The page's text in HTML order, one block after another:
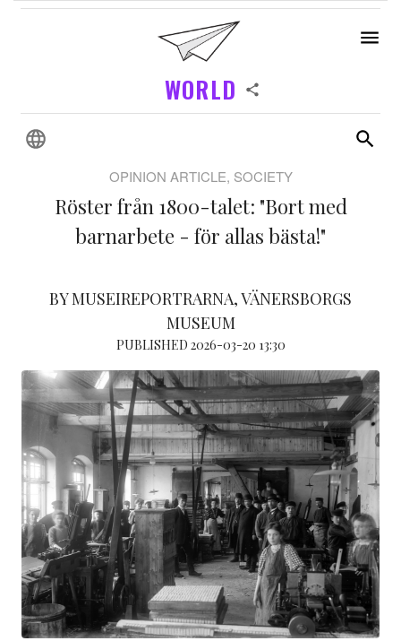
WORLD
OPINION ARTICLE, SOCIETY
Röster från 1800-talet: "Bort med
barnarbete - för allas bästa!"
BY MUSEIREPORTRARNA, VÄNERSBORGS
MUSEUM
PUBLISHED 2026-03-20 13:30